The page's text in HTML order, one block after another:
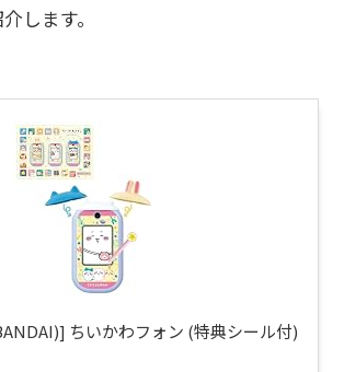
します。
ちいかわフォン (特典シール付)